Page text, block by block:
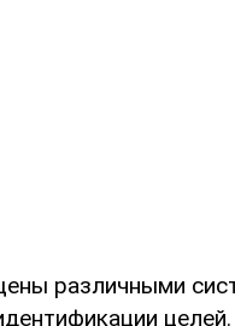
различными
целей.